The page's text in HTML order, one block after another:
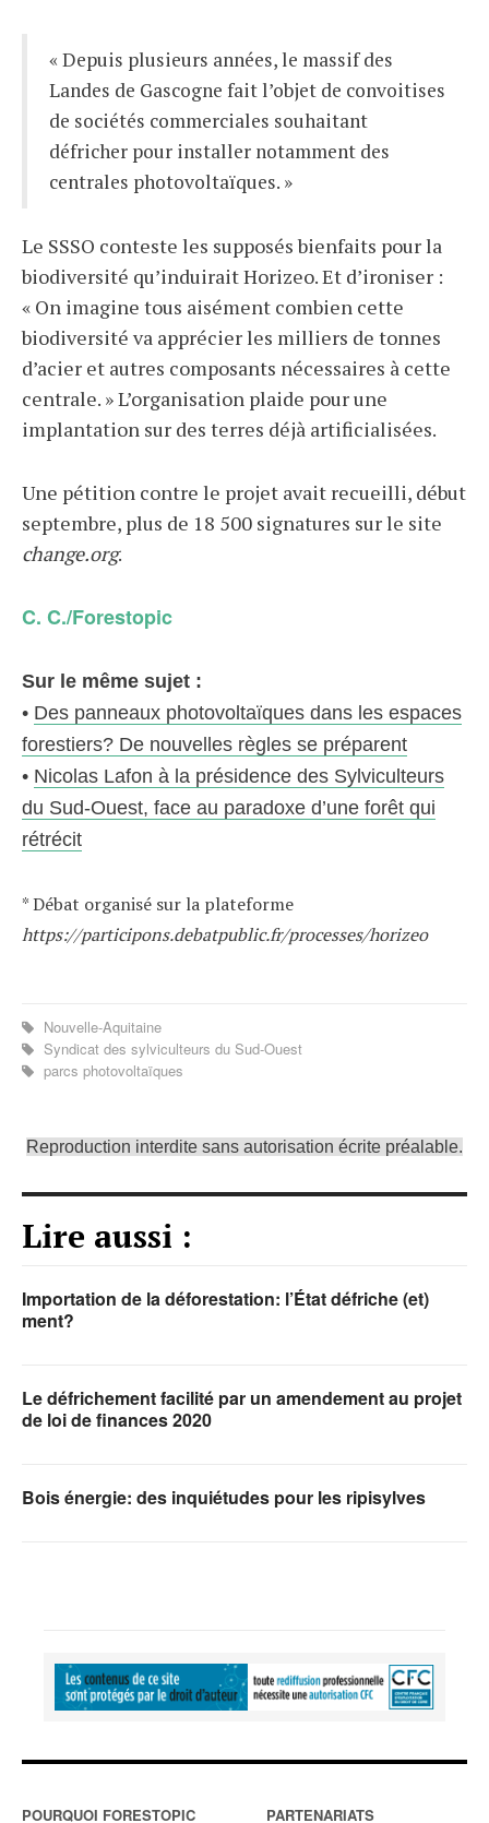
« Depuis plusieurs années, le massif des
Landes de Gascogne fait l’objet de convoitises
de sociétés commerciales souhaitant
défricher pour installer notamment des
centrales photovoltaïques. »
Le SSSO conteste les supposés bienfaits pour la
biodiversité qu’induirait Horizeo. Et d’ironiser :
« On imagine tous aisément combien cette
biodiversité va apprécier les milliers de tonnes
d’acier et autres composants nécessaires à cette
centrale. » L’organisation plaide pour une
implantation sur des terres déjà artificialisées.
Une pétition contre le projet avait recueilli, début
septembre, plus de 18 500 signatures sur le site
change.org.
C. C./Forestopic
Sur le même sujet :
• Des panneaux photovoltaïques dans les espaces
forestiers? De nouvelles règles se préparent
• Nicolas Lafon à la présidence des Sylviculteurs
du Sud-Ouest, face au paradoxe d’une forêt qui
rétrécit
* Débat organisé sur la plateforme
https://participons.debatpublic.fr/processes/horizeo
Nouvelle-Aquitaine
Syndicat des sylviculteurs du Sud-Ouest
parcs photovoltaïques
Reproduction interdite sans autorisation écrite préalable.
Lire aussi :
Importation de la déforestation: l’État défriche (et)
ment?
Le défrichement facilité par un amendement au projet
de loi de finances 2020
Bois énergie: des inquiétudes pour les ripisylves
POURQUOI FORESTOPIC PARTENARIATS